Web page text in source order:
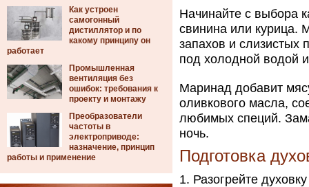
Как устроен
самогонный
дистиллятор и по
какому принципу он
работает
Промышленная
вентиляция без
ошибок: требования к
проекту и монтажу
Преобразователи
частоты в
электроприводе:
назначение, принцип
работы и применение
Начинайте с выбора
свинина или курица.
запахов и слизистых
под холодной водой
Маринад добавит
оливкового масла,
любимых специй.
ночь.
Подготовка
Разогрейте